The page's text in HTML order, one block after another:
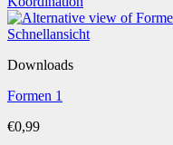
Schnellansicht
Downloads
Formen 1
€0,99